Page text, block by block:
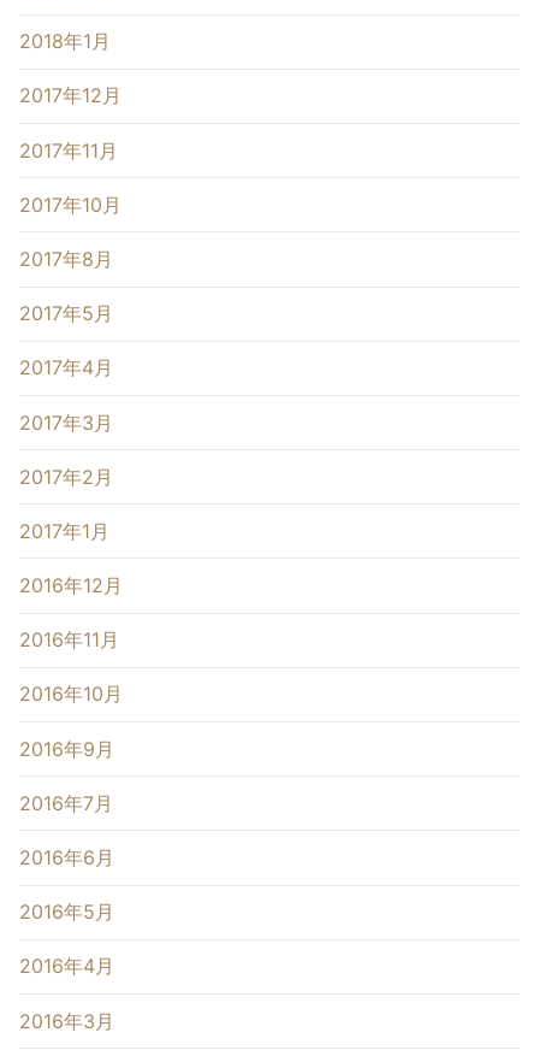
2018年1月
2017年12月
2017年11月
2017年10月
2017年8月
2017年5月
2017年4月
2017年3月
2017年2月
2017年1月
2016年12月
2016年11月
2016年10月
2016年9月
2016年7月
2016年6月
2016年5月
2016年4月
2016年3月